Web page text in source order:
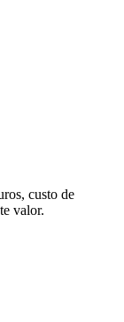
custo de
valor.